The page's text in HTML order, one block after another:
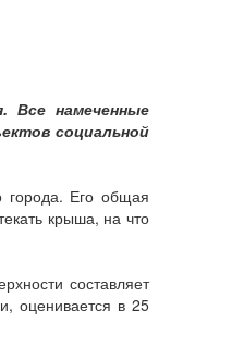
Все намеченные
социальной
города. Его общая
крыша, на что
составляет
оценивается в 25